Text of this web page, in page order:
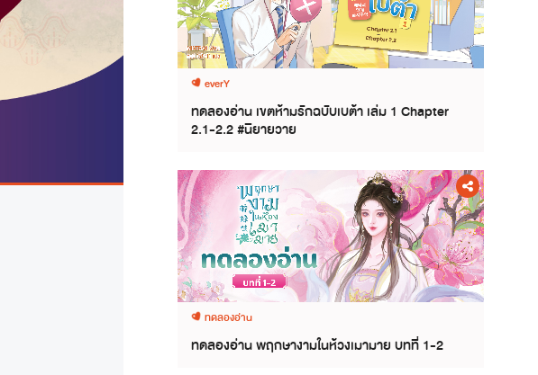
everY
ทดลองอ่าน เขตห้ามรักฉบับเบต้า เล่ม 1 Chapter
2.1-2.2 #นิยายวาย
ทดลองอ่าน
ทดลองอ่าน พฤกษางามในห้วงเมามาย บทที่ 1-2